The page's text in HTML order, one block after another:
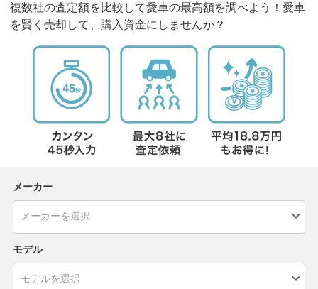
複数社の査定額を比較して愛車の最高額を調べよう！愛車
を賢く売却して、購入資金にしませんか？
メーカー
モデル